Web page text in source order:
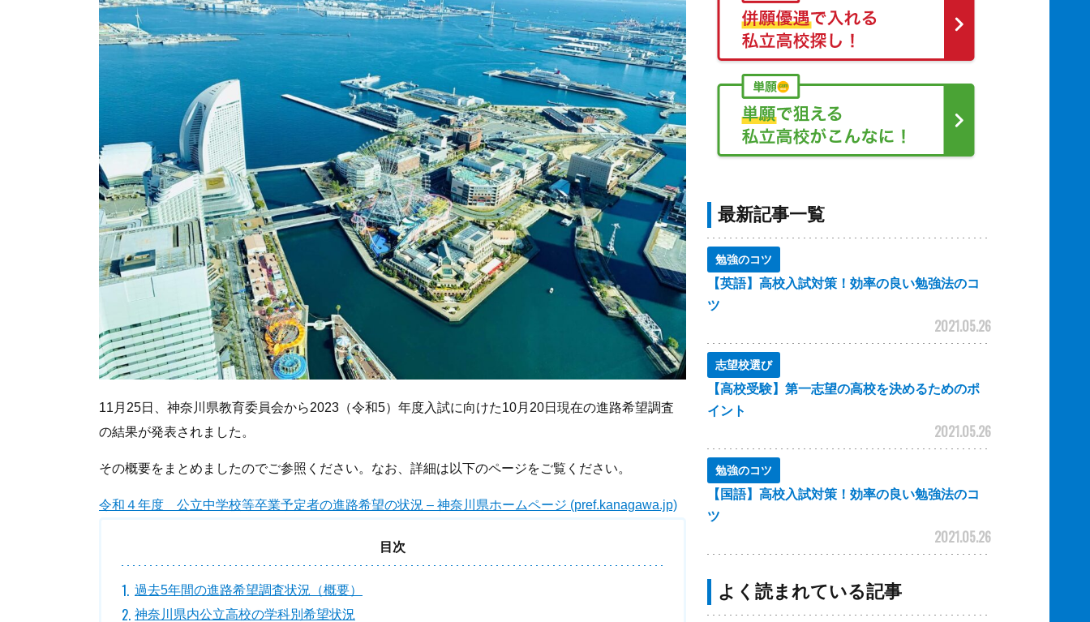
11月25日、神奈川県教育委員会から2023（令和5）年度入試に向けた10月20日現在の進路希望調査
の結果が発表されました。
その概要をまとめましたのでご参照ください。なお、詳細は以下のページをご覧ください。
令和４年度 公立中学校等卒業予定者の進路希望の状況 – 神奈川県ホームページ (pref.kanagawa.jp)
目次
過去5年間の進路希望調査状況（概要）
神奈川県内公立高校の学科別希望状況
最新記事一覧
勉強のコツ
【英語】高校入試対策！効率の良い勉強法のコ
ツ
2021.05.26
志望校選び
【高校受験】第一志望の高校を決めるためのポ
イント
2021.05.26
勉強のコツ
【国語】高校入試対策！効率の良い勉強法のコ
ツ
2021.05.26
よく読まれている記事